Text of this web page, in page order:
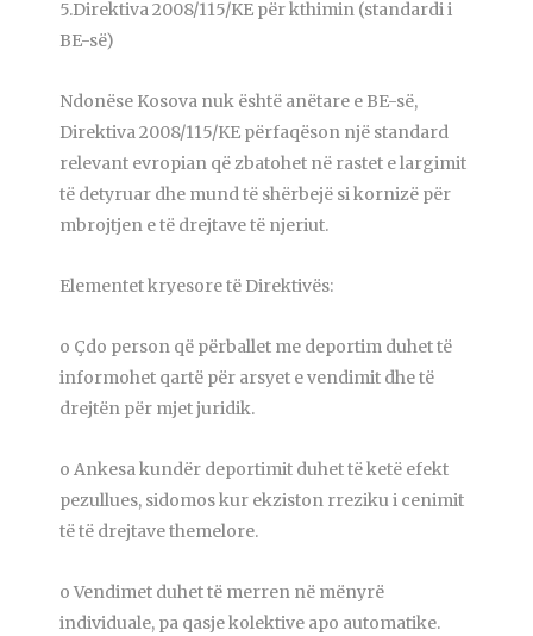
5.Direktiva 2008/115/KE për kthimin (standardi i
BE-së)
Ndonëse Kosova nuk është anëtare e BE-së,
Direktiva 2008/115/KE përfaqëson një standard
relevant evropian që zbatohet në rastet e largimit
të detyruar dhe mund të shërbejë si kornizë për
mbrojtjen e të drejtave të njeriut.
Elementet kryesore të Direktivës:
o Çdo person që përballet me deportim duhet të
informohet qartë për arsyet e vendimit dhe të
drejtën për mjet juridik.
o Ankesa kundër deportimit duhet të ketë efekt
pezullues, sidomos kur ekziston rreziku i cenimit
të të drejtave themelore.
o Vendimet duhet të merren në mënyrë
individuale, pa qasje kolektive apo automatike.